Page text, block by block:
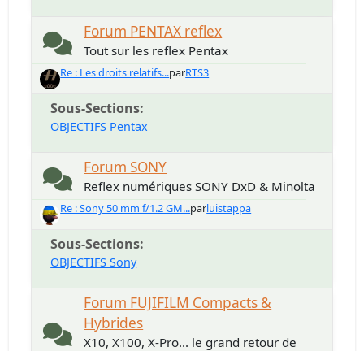
Forum PENTAX reflex
Tout sur les reflex Pentax
Re : Les droits relatifs...parRTS3
Sous-Sections
OBJECTIFS Pentax
Forum SONY
Reflex numériques SONY DxD & Minolta
Re : Sony 50 mm f/1.2 GM...parluistappa
Sous-Sections
OBJECTIFS Sony
Forum FUJIFILM Compacts &
Hybrides
X10, X100, X-Pro... le grand retour de